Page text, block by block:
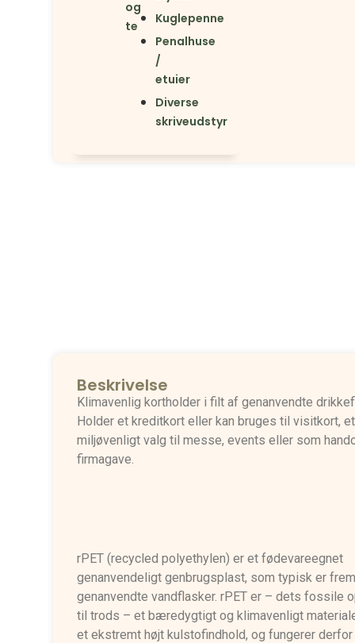
og
te
Kuglepenne
Penalhuse
/
etuier
Diverse
skriveudstyr
Beskrivelse
Klimavenlig kortholder i filt af genanvendte
Holder et kreditkort eller kan bruges til visitkort,
miljøvenligt valg til messe, events eller som
firmagave.
rPET (recycled polyethylen) er et fødevareegnet
genanvendeligt genbrugsplast, som typisk er
genanvendte vandflasker. rPET er – dets fossile
til trods – et bæredygtigt og klimavenligt
et ekstremt højt kulstofindhold, og fungerer